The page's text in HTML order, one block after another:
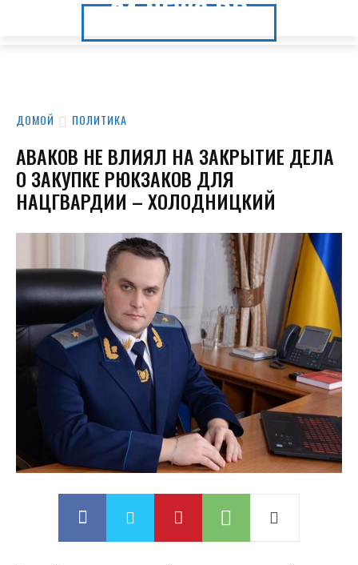
24.NEWS.DP
24.NEWS.DP
ДОМОЙ ПОЛИТИКА
АВАКОВ НЕ ВЛИЯЛ НА ЗАКРЫТИЕ ДЕЛА
О ЗАКУПКЕ РЮКЗАКОВ ДЛЯ
НАЦГВАРДИИ – ХОЛОДНИЦКИЙ